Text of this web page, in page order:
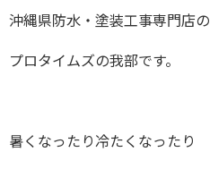
沖縄県防水・塗装工事専門店の
プロタイムズの我部です。
暑くなったり冷たくなったり